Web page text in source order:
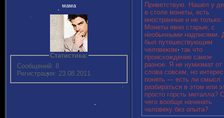
мама
Статистика:
Сообщений: 8
Регистрация: 23.08.2011
Приветствую. Нашёл у
в столе монеты, есть
иностранные и не только.
Монеты явно старые, с
необычными надписями.
был путешествующим
человеком, так что
происхождение самое
разное. Я не нумизмат от
слова совсем, но
понять — есть ли смысл
разбираться в этом или
просто горсть металла? С
чего вообще начинать
человеку без опыта?